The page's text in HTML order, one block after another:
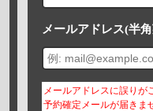
メールアドレス(半
メールアドレスに誤りが
予約確定メールが届きま